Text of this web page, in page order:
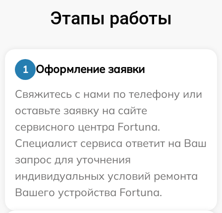
Этапы работы
1
Оформление заявки
Свяжитесь с нами по телефону или
оставьте заявку на сайте
сервисного центра Fortuna.
Специалист сервиса ответит на Ваш
запрос для уточнения
индивидуальных условий ремонта
Вашего устройства Fortuna.